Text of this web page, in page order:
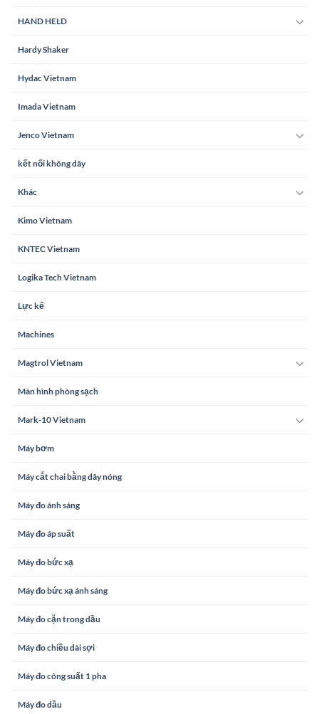
HAND HELD
Hardy Shaker
Hydac Vietnam
Imada Vietnam
Jenco Vietnam
kết nối không dây
Khác
Kimo Vietnam
KNTEC Vietnam
Logika Tech Vietnam
Lực kế
Machines
Magtrol Vietnam
Màn hình phòng sạch
Mark-10 Vietnam
Máy bơm
Máy cắt chai bằng dây nóng
Máy đo ánh sáng
Máy đo áp suất
Máy đo bức xạ
Máy đo bức xạ ánh sáng
Máy đo cặn trong dầu
Máy đo chiều dài sợi
Máy đo công suất 1 pha
Máy đo dầu